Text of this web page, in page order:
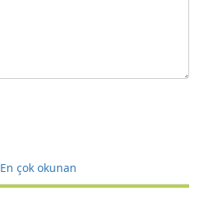
En çok okunan